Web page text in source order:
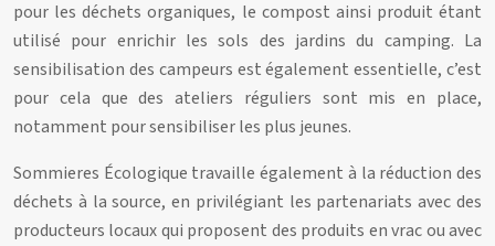
pour les déchets organiques, le compost ainsi produit étant
utilisé pour enrichir les sols des jardins du camping. La
sensibilisation des campeurs est également essentielle, c’est
pour cela que des ateliers réguliers sont mis en place,
notamment pour sensibiliser les plus jeunes.
Sommieres Écologique travaille également à la réduction des
déchets à la source, en privilégiant les partenariats avec des
producteurs locaux qui proposent des produits en vrac ou avec